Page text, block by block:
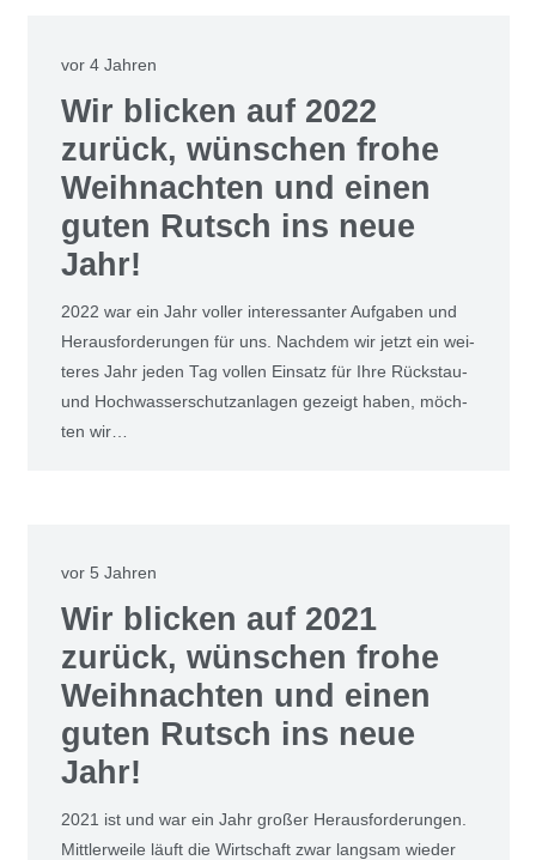
vor 4 Jahren
Wir bli­cken auf 2022
zurück, wün­schen fro­he
Weih­nach­ten und einen
guten Rutsch ins neue
Jahr!
2022 war ein Jahr vol­ler inter­es­san­ter Auf­ga­ben und
Her­aus­for­de­run­gen für uns. Nach­dem wir jetzt ein wei­
te­res Jahr jeden Tag vol­len Ein­satz für Ihre Rück­stau-
und Hoch­was­ser­schutz­an­la­gen gezeigt haben, möch­
ten wir…
vor 5 Jahren
Wir bli­cken auf 2021
zurück, wün­schen fro­he
Weih­nach­ten und einen
guten Rutsch ins neue
Jahr!
2021 ist und war ein Jahr gro­ßer Her­aus­for­de­run­gen.
Mitt­ler­wei­le läuft die Wirt­schaft zwar lang­sam wie­der